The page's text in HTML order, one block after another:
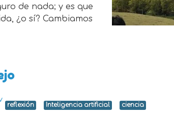
de nada; y es que
¿o sí? Cambiamos
reflexión Inteligencia artificial ciencia